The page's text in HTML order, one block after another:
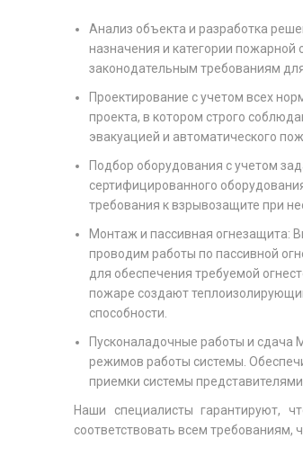
Анализ объекта и разработка
назначения и категории пожарной
законодательным требованиям
Проектирование с учетом всех
проекта, в котором строго
эвакуацией и автоматического
Подбор оборудования с учетом
сертифицированного
требования к взрывозащите при
Монтаж и пассивная огнезащита:
проводим работы по пассивной
для обеспечения требуемой
пожаре создают
способности.
Пусконаладочные работы и сдача
режимов работы системы.
приемки системы
Наши специалисты гарантируют,
соответствовать всем требованиям,